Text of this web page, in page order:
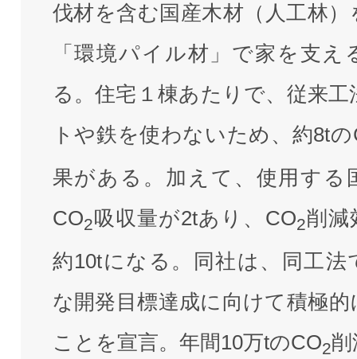
伐材を含む国産木材（人工林）
「環境パイル材」で家を支え
る。住宅１棟あたりで、従来
トや鉄を使わないため、約8tの
果がある。加えて、使用する
CO2 吸収量が2tあり、CO2削減
約10tになる。同社は、同工法
な開発目標達成に向けて積極
ことを宣言。年間10万tのCO2削